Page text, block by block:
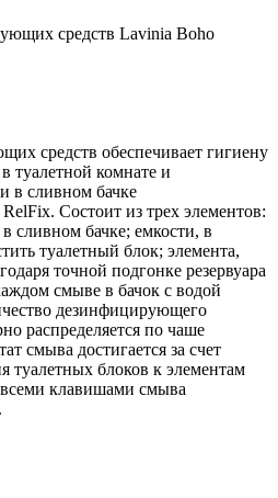
средств обеспечивает гигиену
туалетной комнате и
в сливном бачке
Состоит из трех элементов:
сливном бачке; емкости, в
туалетный блок; элемента,
точной подгонке резервуара
смыве в бачок с водой
дезинфицирующего
распределяется по чаше
смыва достигается за счет
туалетных блоков к элементам
клавишами смыва